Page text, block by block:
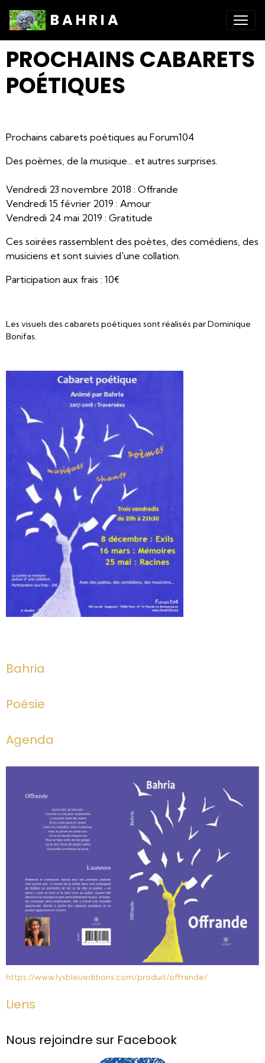
B A H R I A
PROCHAINS CABARETS
POÉTIQUES
Prochains cabarets poétiques au Forum104
Des poèmes, de la musique... et autres surprises.
Vendredi 23 novembre 2018 : Offrande
Vendredi 15 février 2019 : Amour
Vendredi 24 mai 2019 : Gratitude
Ces soirées rassemblent des poètes, des comédiens, des
musiciens et sont suivies d'une collation.
Participation aux frais : 10€
Les visuels des cabarets poétiques sont réalisés par Dominique
Bonifas.
Bahria
Poésie
Agenda
https://www.lysbleueditions.com/produit/offrande/
Liens
Nous rejoindre sur Facebook